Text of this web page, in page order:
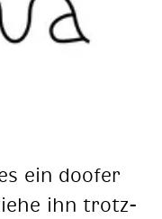
ein doo­fer
ihn trotz­